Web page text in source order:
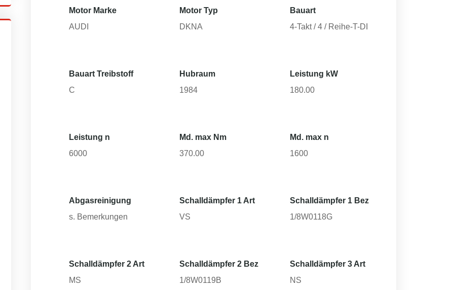
Motor Marke
AUDI
Motor Typ
DKNA
Bauart
4-Takt / 4 / Reihe-T-DI
Bauart Treibstoff
C
Hubraum
1984
Leistung kW
180.00
Leistung n
6000
Md. max Nm
370.00
Md. max n
1600
Abgasreinigung
s. Bemerkungen
Schalldämpfer 1 Art
VS
Schalldämpfer 1 Bez
1/8W0118G
Schalldämpfer 2 Art
MS
Schalldämpfer 2 Bez
1/8W0119B
Schalldämpfer 3 Art
NS